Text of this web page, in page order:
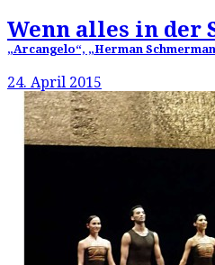
Wenn alles in der
„Arcangelo“, „Herman
24. April 2015